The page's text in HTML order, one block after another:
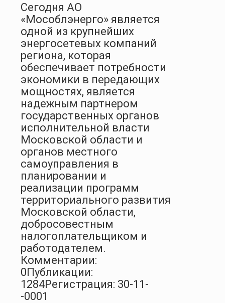
Сегодня АО
«Мособлэнерго» является
одной из крупнейших
энергосетевых компаний
региона, которая
обеспечивает потребности
экономики в передающих
мощностях, является
надежным партнером
государственных органов
исполнительной власти
Московской области и
органов местного
самоуправления в
планировании и
реализации программ
территориального развития
Московской области,
добросовестным
налогоплательщиком и
работодателем.
Комментарии:
0Публикации:
1284Регистрация: 30-11-
-0001